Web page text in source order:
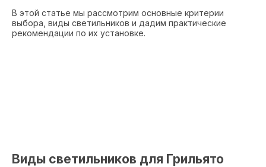
В этой статье мы рассмотрим основные критерии
выбора, виды светильников и дадим практические
рекомендации по их установке.
Виды светильников для Грильято